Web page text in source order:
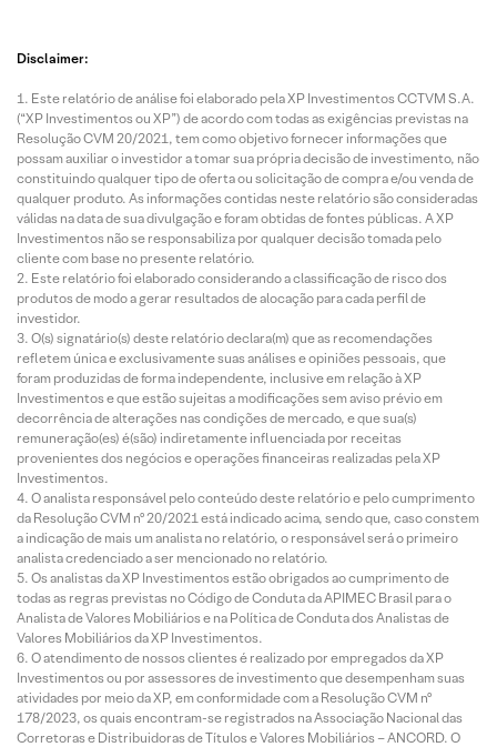
Disclaimer:
Este relatório de análise foi elaborado pela XP Investimentos CCTVM S.A.
(“XP Investimentos ou XP”) de acordo com todas as exigências previstas na
Resolução CVM 20/2021, tem como objetivo fornecer informações que
possam auxiliar o investidor a tomar sua própria decisão de investimento, não
constituindo qualquer tipo de oferta ou solicitação de compra e/ou venda de
qualquer produto. As informações contidas neste relatório são consideradas
válidas na data de sua divulgação e foram obtidas de fontes públicas. A XP
Investimentos não se responsabiliza por qualquer decisão tomada pelo
cliente com base no presente relatório.
Este relatório foi elaborado considerando a classificação de risco dos
produtos de modo a gerar resultados de alocação para cada perfil de
investidor.
O(s) signatário(s) deste relatório declara(m) que as recomendações
refletem única e exclusivamente suas análises e opiniões pessoais, que
foram produzidas de forma independente, inclusive em relação à XP
Investimentos e que estão sujeitas a modificações sem aviso prévio em
decorrência de alterações nas condições de mercado, e que sua(s)
remuneração(es) é(são) indiretamente influenciada por receitas
provenientes dos negócios e operações financeiras realizadas pela XP
Investimentos.
O analista responsável pelo conteúdo deste relatório e pelo cumprimento
da Resolução CVM nº 20/2021 está indicado acima, sendo que, caso constem
a indicação de mais um analista no relatório, o responsável será o primeiro
analista credenciado a ser mencionado no relatório.
Os analistas da XP Investimentos estão obrigados ao cumprimento de
todas as regras previstas no Código de Conduta da APIMEC Brasil para o
Analista de Valores Mobiliários e na Política de Conduta dos Analistas de
Valores Mobiliários da XP Investimentos.
O atendimento de nossos clientes é realizado por empregados da XP
Investimentos ou por assessores de investimento que desempenham suas
atividades por meio da XP, em conformidade com a Resolução CVM nº
178/2023, os quais encontram-se registrados na Associação Nacional das
Corretoras e Distribuidoras de Títulos e Valores Mobiliários – ANCORD. O